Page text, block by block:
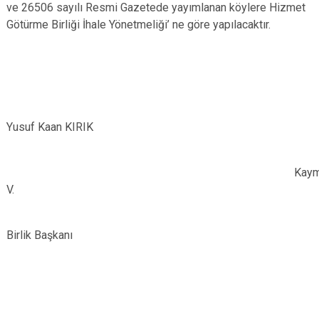
ve 26506 sayılı Resmi Gazetede yayımlanan köylere Hizmet
Götürme Birliği İhale Yönetmeliği’ ne göre yapılacaktır.
Yusuf Kaan KIRIK
V.
Birlik Başkanı